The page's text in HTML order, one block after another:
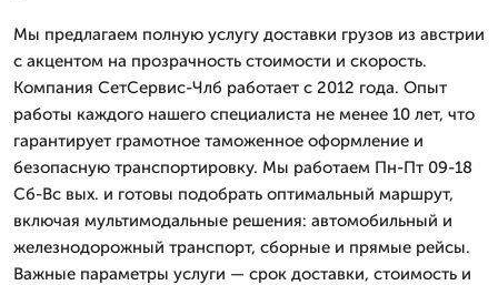
Мы предлагаем полную услугу доставки грузов из австрии
с акцентом на прозрачность стоимости и скорость.
Компания СетСервис-Члб работает с 2012 года. Опыт
работы каждого нашего специалиста не менее 10 лет, что
гарантирует грамотное таможенное оформление и
безопасную транспортировку. Мы работаем Пн-Пт 09-18
Сб-Вс вых. и готовы подобрать оптимальный маршрут,
включая мультимодальные решения: автомобильный и
железнодорожный транспорт, сборные и прямые рейсы.
Важные параметры услуги — срок доставки, стоимость и